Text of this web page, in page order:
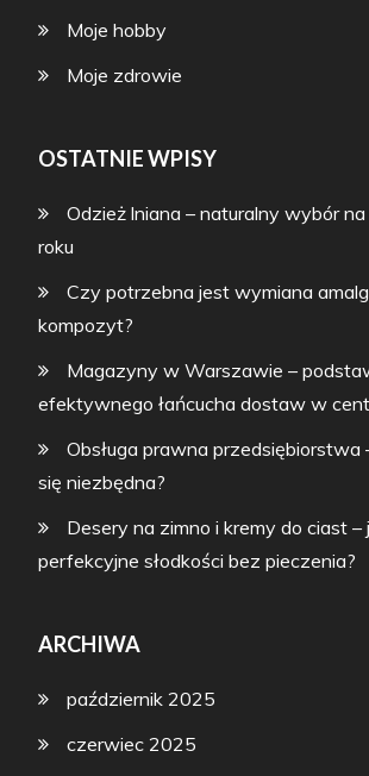
Moje hobby
Moje zdrowie
OSTATNIE WPISY
Odzież lniana – naturalny wybór
roku
Czy potrzebna jest wymiana
kompozyt?
Magazyny w Warszawie –
efektywnego łańcucha dostaw w
Obsługa prawna przedsiębiorstwa
się niezbędna?
Desery na zimno i kremy do ciast
perfekcyjne słodkości bez pieczenia?
ARCHIWA
październik 2025
czerwiec 2025